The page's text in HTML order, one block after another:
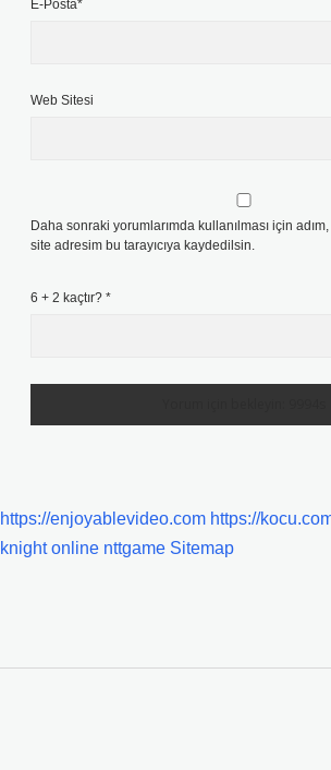
E-Posta*
Web Sitesi
Daha sonraki yorumlarımda kullanılması için
site adresim bu tarayıcıya kaydedilsin.
6 + 2 kaçtır? *
https://enjoyablevideo.com https://
knight online nttgame Sitemap